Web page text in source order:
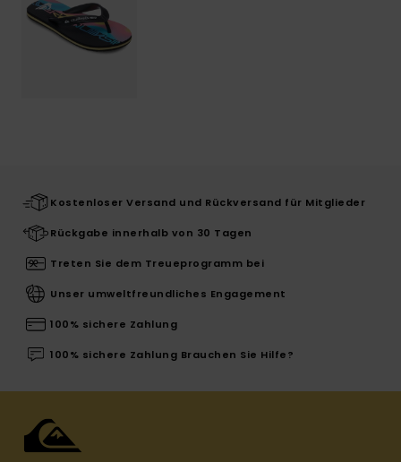
Kostenloser Versand und Rückversand für Mitglieder
Rückgabe innerhalb von 30 Tagen
Treten Sie dem Treueprogramm bei
Unser umweltfreundliches Engagement
100% sichere Zahlung
100% sichere Zahlung Brauchen Sie Hilfe?